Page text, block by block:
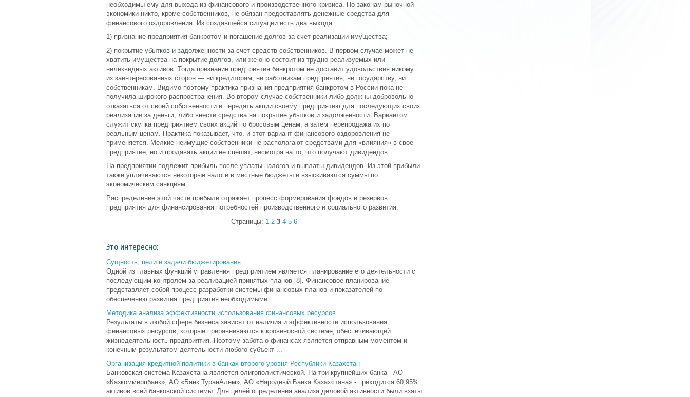
необходимы ему для выхода из финансового и производственного кризиса. По законам рыночной
экономики никто, кроме собственников, не обязан предоставлять денежные средства для
финансового оздоровления. Из создавшейся ситуации есть два выхода:
1) признание предприятия банкротом и погашение долгов за счет реализации имущества;
2) покрытие убытков и задолженности за счет средств собственников. В первом случае может не
хватить имущества на покрытие долгов, или же оно состоит из трудно реализуемых или
неликвидных активов. Тогда признание предприятия банкротом не доставит удовольствия никому
из заинтересованных сторон — ни кредиторам, ни работникам предприятия, ни государству, ни
собственникам. Видимо поэтому практика признания предприятия банкротом в России пока не
получила широкого распространения. Во втором случае собственники либо должны добровольно
отказаться от своей собственности и передать акции своему предприятию для последующих своих
реализации за деньги, либо внести средства на покрытие убытков и задолженности. Вариантом
служит скупка предприятием своих акций по бросовым ценам, а затем перепродажа их по
реальным ценам. Практика показывает, что, и этот вариант финансового оздоровления не
применяется. Мелкие неимущие собственники не располагают средствами для «влияния» в свое
предприятие, но и продавать акции не спешат, несмотря на то, что получают дивидендов.
На предприятии подлежит прибыль после уплаты налогов и выплаты дивидендов. Из этой прибыли
также уплачиваются некоторые налоги в местные бюджеты и взыскиваются суммы по
экономическим санкциям.
Распределение этой части прибыли отражает процесс формирования фондов и резервов
предприятия для финансирования потребностей производственного и социального развития.
Страницы: 1 2 3 4 5 6
Это интересно:
Сущность, цели и задачи бюджетирования
Одной из главных функций управления предприятием является планирование его деятельности с
последующим контролем за реализацией принятых планов [8]. Финансовое планирование
представляет собой процесс разработки системы финансовых планов и показателей по
обеспечению развития предприятия необходимыми ...
Методика анализа эффективности использования финансовых ресурсов
Результаты в любой сфере бизнеса зависят от наличия и эффективности использования
финансовых ресурсов, которые приравниваются к кровеносной системе, обеспечивающий
жизнедеятельность предприятия. Поэтому забота о финансах является отправным моментом и
конечным результатом деятельности любого субъект ...
Организация кредитной политики в банках второго уровня Республики Казахстан
Банковская система Казахстана является олигополистической. На три крупнейших банка - АО
«Казкоммерцбанк», АО «Банк ТуранАлем», АО «Народный Банка Казахстана» - приходится 60,95%
активов всей банковской системы. Для целей определения анализа деловой активности были взяты